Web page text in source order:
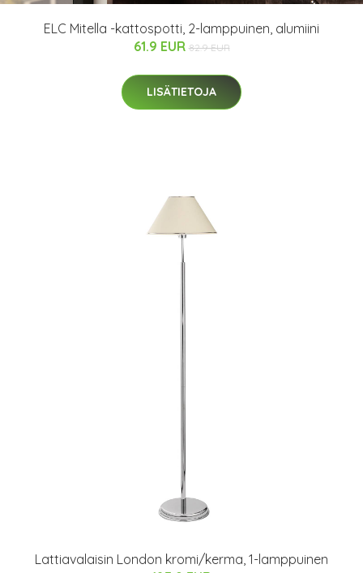
ELC Mitella -kattospotti, 2-lamppuinen, alumiini
61.9 EUR 82.9 EUR
LISÄTIETOJA
Lattiavalaisin London kromi/kerma, 1-lamppuinen